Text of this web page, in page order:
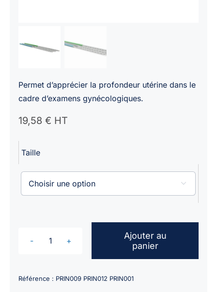
Permet d’apprécier la profondeur utérine dans le
cadre d’examens gynécologiques.
19,58 € HT
Taille

quantité
Hystéromètres
Ajouter au
panier
Référence : PRIN009 PRIN012 PRIN001